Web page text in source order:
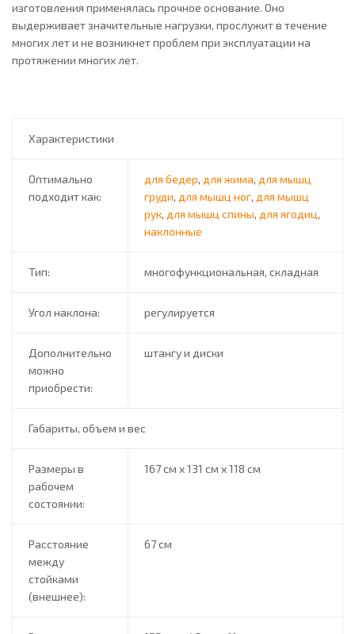
изготовления применялась прочное основание. Оно
выдерживает значительные нагрузки, прослужит в течение
многих лет и не возникнет проблем при эксплуатации на
протяжении многих лет.
Характеристики
Оптимально
подходит как:
для бедер, для жима, для мышц
груди, для мышц ног, для мышц
рук, для мышц спины, для ягодиц,
наклонные
Тип: многофункциональная, складная
Угол наклона: регулируется
Дополнительно
можно
приобрести:
штангу и диски
Габариты, объем и вес
Размеры в
рабочем
состоянии:
167 см х 131 см х 118 см
Расстояние
между
стойками
(внешнее):
67 см